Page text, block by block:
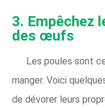
3. Empêchez
des œufs
Les poules sont
manger. Voici
de dévorer leurs